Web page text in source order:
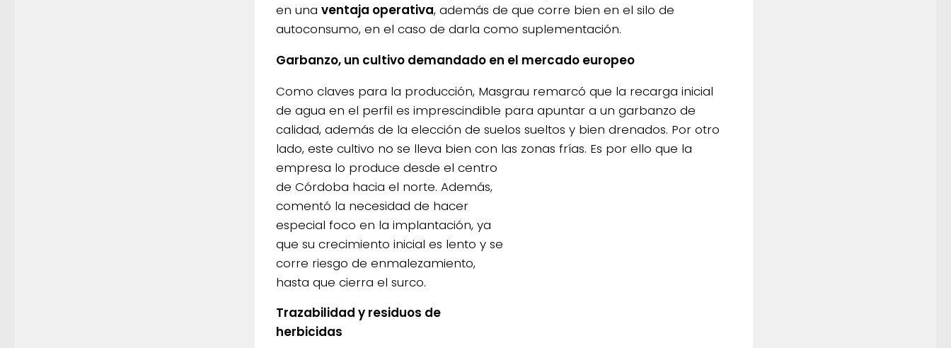
en una ventaja operativa, además de que corre bien en el silo de
autoconsumo, en el caso de darla como suplementación.
Garbanzo, un cultivo demandado en el mercado europeo
Como claves para la producción, Masgrau remarcó que la recarga inicial
de agua en el perfil es imprescindible para apuntar a un garbanzo de
calidad, además de la elección de suelos sueltos y bien drenados. Por otro
lado, este cultivo no se lleva bien con las zonas frías. Es por ello que la
empresa lo produce desde el centro
de Córdoba hacia el norte. Además,
comentó la necesidad de hacer
especial foco en la implantación, ya
que su crecimiento inicial es lento y se
corre riesgo de enmalezamiento,
hasta que cierra el surco.
Trazabilidad y residuos de
herbicidas